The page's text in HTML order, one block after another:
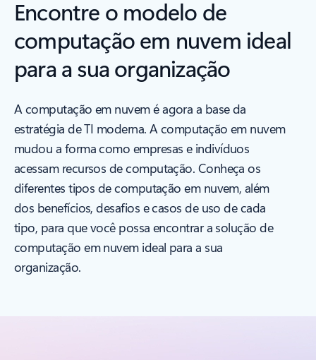
Encontre o modelo de
computação em nuvem ideal
para a sua organização
A computação em nuvem é agora a base da
estratégia de TI moderna. A computação em nuvem
mudou a forma como empresas e indivíduos
acessam recursos de computação. Conheça os
diferentes tipos de computação em nuvem, além
dos benefícios, desafios e casos de uso de cada
tipo, para que você possa encontrar a solução de
computação em nuvem ideal para a sua
organização.